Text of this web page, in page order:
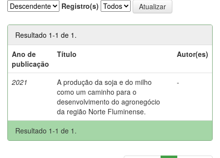
Registro(s)
Resultado 1-1 de 1.
Ano de
publicação
Título Autor(es)
2021
A produção da soja e do milho
como um caminho para o
desenvolvimento do agronegócio
da região Norte Fluminense.
-
Resultado 1-1 de 1.